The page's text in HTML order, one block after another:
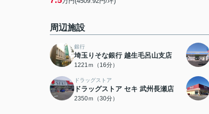
周辺施設
銀行
埼玉りそな銀行 越生毛呂山支店
1221ｍ（16分）
ドラッグストア
ドラッグストア セキ 武州長瀬店
2350ｍ（30分）